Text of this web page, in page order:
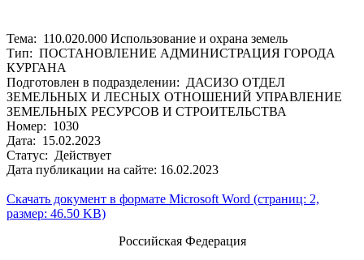
Тема: 110.020.000 Использование и охрана земель
Тип: ПОСТАНОВЛЕНИЕ АДМИНИСТРАЦИЯ ГОРОДА
КУРГАНА
Подготовлен в подразделении: ДАСИЗО ОТДЕЛ
ЗЕМЕЛЬНЫХ И ЛЕСНЫХ ОТНОШЕНИЙ УПРАВЛЕНИЕ
ЗЕМЕЛЬНЫХ РЕСУРСОВ И СТРОИТЕЛЬСТВА
Номер: 1030
Дата: 15.02.2023
Статус: Действует
Дата публикации на сайте: 16.02.2023
Скачать документ в формате Microsoft Word (страниц: 2,
размер: 46.50 KB)
Российская Федерация